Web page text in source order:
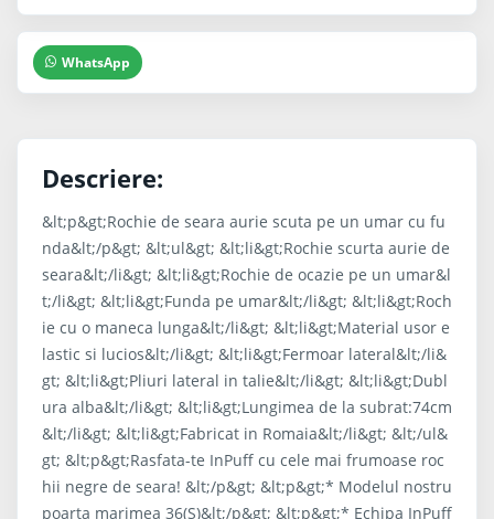
WhatsApp
Descriere:
&lt;p&gt;Rochie de seara aurie scuta pe un umar cu fu
nda&lt;/p&gt; &lt;ul&gt; &lt;li&gt;Rochie scurta aurie de
seara&lt;/li&gt; &lt;li&gt;Rochie de ocazie pe un umar&l
t;/li&gt; &lt;li&gt;Funda pe umar&lt;/li&gt; &lt;li&gt;Roch
ie cu o maneca lunga&lt;/li&gt; &lt;li&gt;Material usor e
lastic si lucios&lt;/li&gt; &lt;li&gt;Fermoar lateral&lt;/li&
gt; &lt;li&gt;Pliuri lateral in talie&lt;/li&gt; &lt;li&gt;Dubl
ura alba&lt;/li&gt; &lt;li&gt;Lungimea de la subrat:74cm
&lt;/li&gt; &lt;li&gt;Fabricat in Romaia&lt;/li&gt; &lt;/ul&
gt; &lt;p&gt;Rasfata-te InPuff cu cele mai frumoase roc
hii negre de seara! &lt;/p&gt; &lt;p&gt;* Modelul nostru
poarta marimea 36(S)&lt;/p&gt; &lt;p&gt;* Echipa InPuff